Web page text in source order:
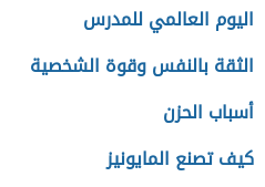
اليوم العالمي للمدرس
الثقة بالنفس وقوة الشخصية
أسباب الحزن
كيف تصنع المايونيز